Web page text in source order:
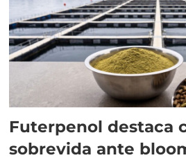
Futerpenol destaca
sobrevida ante